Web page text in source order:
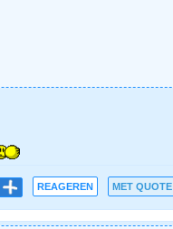
REAGEREN MET QUOTE